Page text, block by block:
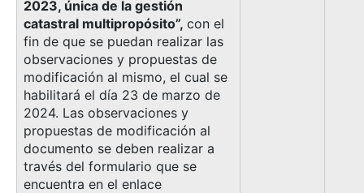
2023, única de la gestión
catastral multipropósito”, con el
fin de que se puedan realizar las
observaciones y propuestas de
modificación al mismo, el cual se
habilitará el día 23 de marzo de
2024. Las observaciones y
propuestas de modificación al
documento se deben realizar a
través del formulario que se
encuentra en el enlace